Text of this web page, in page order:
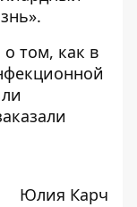
том, как в
Юлия Карч